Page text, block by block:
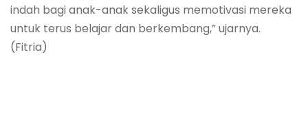
indah bagi anak-anak sekaligus memotivasi mereka
untuk terus belajar dan berkembang,” ujarnya.
(Fitria)